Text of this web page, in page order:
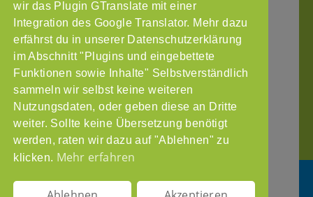
wir das Plugin GTranslate mit einer
Integration des Google Translator. Mehr dazu
erfährst du in unserer Datenschutzerklärung
im Abschnitt "Plugins und eingebettete
Funktionen sowie Inhalte" Selbstverständlich
sammeln wir selbst keine weiteren
Nutzungsdaten, oder geben diese an Dritte
weiter. Sollte keine Übersetzung benötigt
werden, raten wir dazu auf "Ablehnen" zu
klicken. Mehr erfahren
StoP
–
Stadtteile
ohne
Partnergewalt
e.V.
Pinnasberg
27
20359
info@stop-
Intranet
Impressum
Datenschutzerklärung
Gefördert
durch